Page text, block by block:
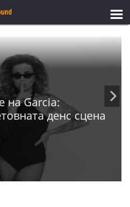
на Garcia:
денс сцена